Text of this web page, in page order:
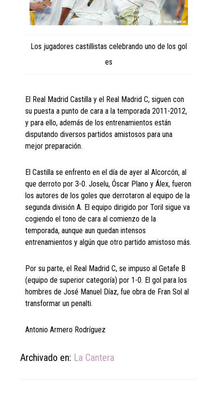
Los jugadores castillistas celebrando uno de los gol
es
El Real Madrid Castilla y el Real Madrid C, siguen con
su puesta a punto de cara a la temporada 2011-2012,
y para ello, además de los entrenamientos están
disputando diversos partidos amistosos para una
mejor preparación.
El Castilla se enfrento en el día de ayer al Alcorcón, al
que derroto por 3-0. Joselu, Óscar Plano y Álex, fueron
los autores de los goles que derrotaron al equipo de la
segunda división A. El equipo dirigido por Toril sigue va
cogiendo el tono de cara al comienzo de la
temporada, aunque aun quedan intensos
entrenamientos y algún que otro partido amistoso más.
Por su parte, el Real Madrid C, se impuso al Getafe B
(equipo de superior categoría) por 1-0. El gol para los
hombres de José Manuel Díaz, fue obra de Fran Sol al
transformar un penalti.
Antonio Armero Rodríguez
Archivado en: La Cantera